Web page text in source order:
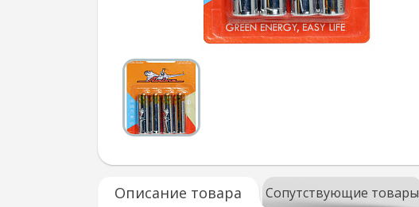
Описание товара Сопутствующие товары